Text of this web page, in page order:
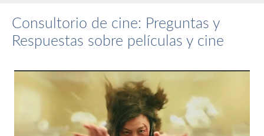
Consultorio de cine: Preguntas y
Respuestas sobre películas y cine